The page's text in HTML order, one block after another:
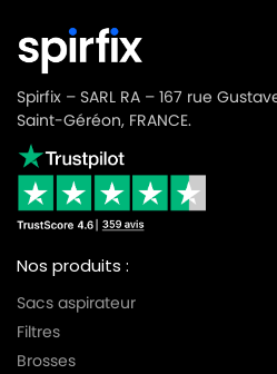
Spirfix – SARL RA – 167 rue
Saint-Géréon, FRANCE.
Nos produits :
Sacs aspirateur
Filtres
Brosses